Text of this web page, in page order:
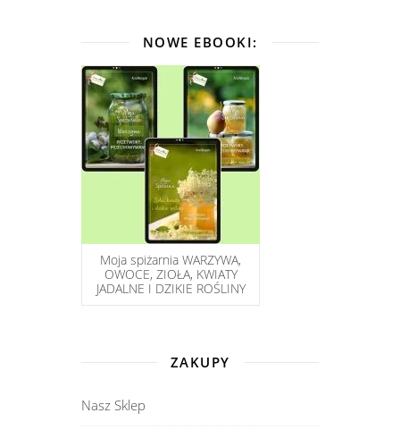
NOWE EBOOKI:
Moja spiżarnia WARZYWA,
OWOCE, ZIOŁA, KWIATY
JADALNE I DZIKIE ROŚLINY
ZAKUPY
Nasz Sklep